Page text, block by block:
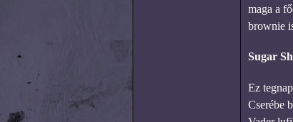
maga a
brownie
Sugar
Ez
Cserébe